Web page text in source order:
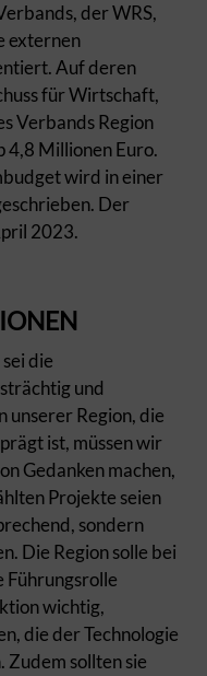
der WRS,
externen
Auf deren
für Wirtschaft,
Verbands Region
4,8 Millionen Euro.
wird in einer
Der
2023.
die
und
unserer Region, die
ist, müssen wir
Gedanken machen,
Projekte seien
sondern
Die Region solle bei
Führungsrolle
wichtig,
die der Technologie
Zudem sollten sie